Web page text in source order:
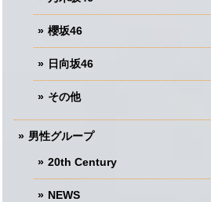
櫻坂46
日向坂46
その他
男性グループ
20th Century
NEWS